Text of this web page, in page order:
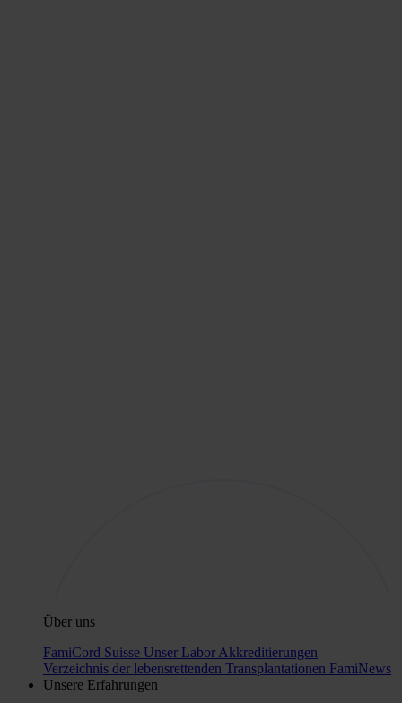
Über uns
FamiCord Suisse Unser Labor Akkreditierungen
Verzeichnis der lebensrettenden Transplantationen FamiNews
Unsere Erfahrungen